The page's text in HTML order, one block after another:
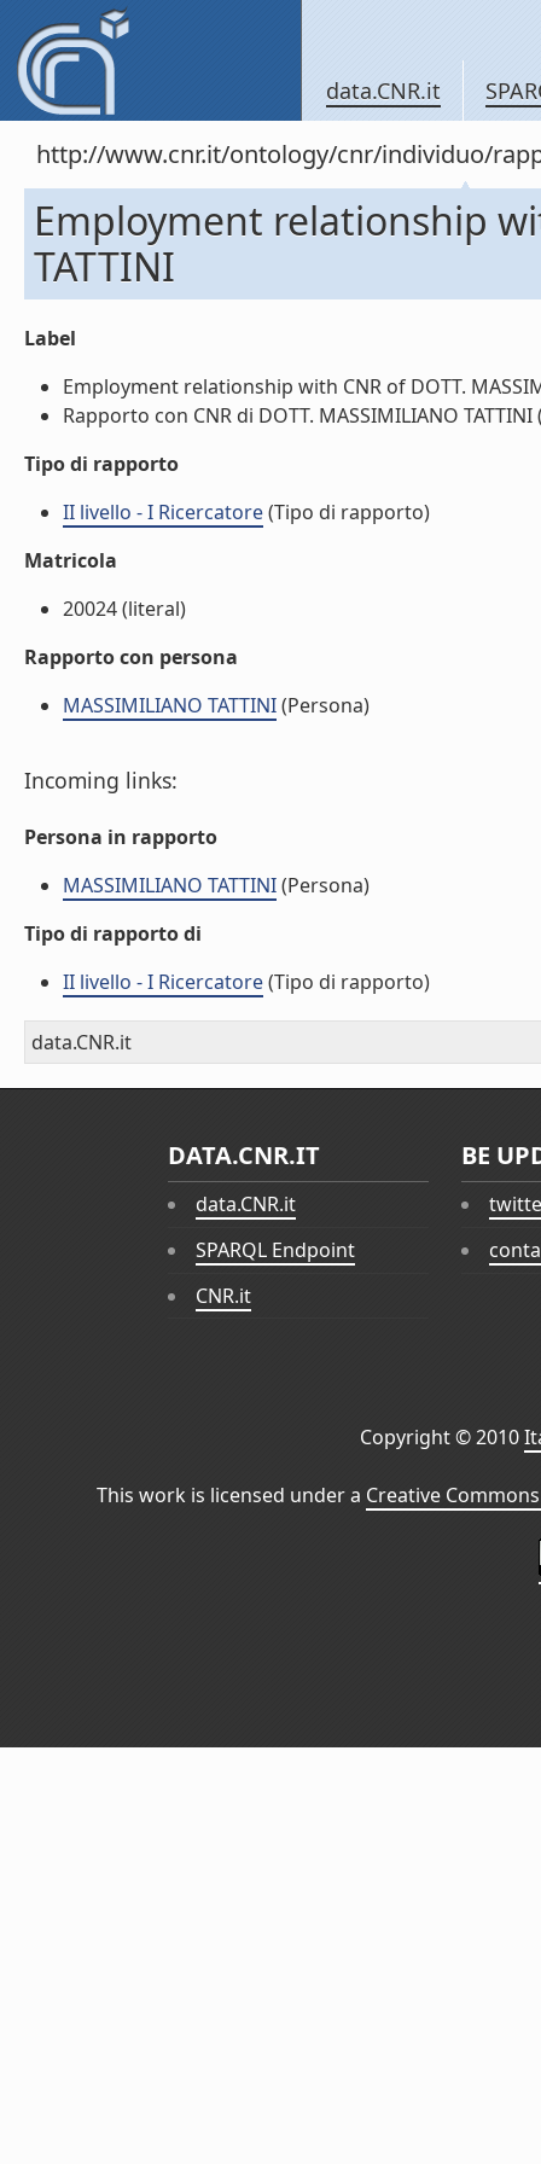
data.CNR.it
http://www.cnr.it/ontology/cnr/individuo/
Employment relationship
TATTINI
Label
Employment relationship with CNR of DOTT.
Rapporto con CNR di DOTT. MASSIMILIANO
Tipo di rapporto
II livello - I Ricercatore(Tipo di rapporto)
Matricola
20024 (literal)
Rapporto con persona
MASSIMILIANO TATTINI(Persona)
Incoming links:
Persona in rapporto
MASSIMILIANO TATTINI(Persona)
Tipo di rapporto di
II livello - I Ricercatore(Tipo di rapporto)
data.CNR.it
DATA.CNR.IT
data.CNR.it
SPARQL Endpoint
CNR.it
BE
Copyright © 2010
This work is licensed under a Creative